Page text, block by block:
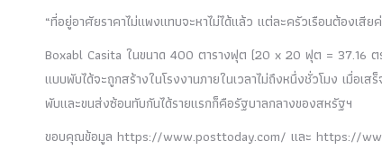
“ที่อยู่อาศัยราคาไม่แพงแทบจะหาไม่ได้แล้ว แต่ละครัวเรือนต้องเสีย
Boxabl Casita ในขนาด 400 ตารางฟุต (20 x 20 ฟุต = 37.16 ต
แบบพับได้จะถูกสร้างในโรงงานภายในเวลาไม่ถึงหนึ่งชั่วโมง เมื่อ
พับและขนส่งซ้อนทับกันได้รายแรกก็คือรัฐบาลกลางของสหรัฐฯ
ขอบคุณข้อมูล https://www.posttoday.com/ และ https://